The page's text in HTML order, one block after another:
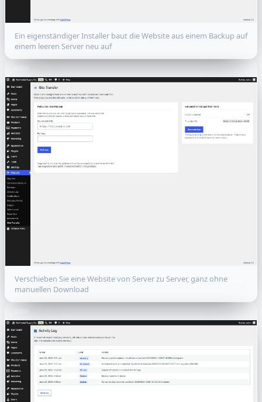
Ein eigenständiger Installer baut die Website aus einem Backup auf
einem leeren Server neu auf
Verschieben Sie eine Website von Server zu Server, ganz ohne
manuellen Download